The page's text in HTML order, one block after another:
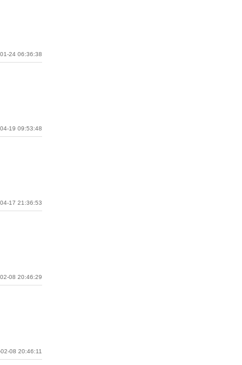
24 06:36:38
19 09:53:48
17 21:36:53
08 20:46:29
08 20:46:11